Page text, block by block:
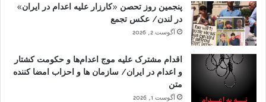
پنجمین روز تحصن «کارزار علیه اعدام در ایران»
در لندن/ عکس تجمع
آگوست 2, 2026
اقدام مشترک علیه موج اعدام‌ها و حکومت کشتار
و اعدام در ایران/ سازمان ها و احزاب امضا کننده
متن
آگوست 1, 2026